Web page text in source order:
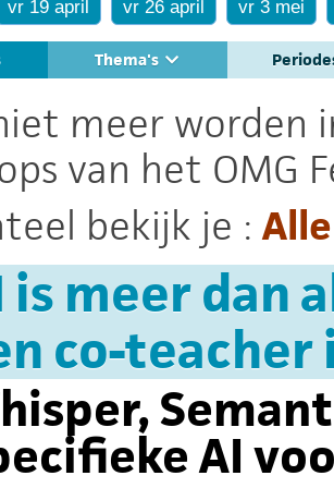
vr 19 april vr 26 april vr 3 mei
Thema's
meer worden
van het OMG
bekijk je :
is meer dan
co-teacher
AI